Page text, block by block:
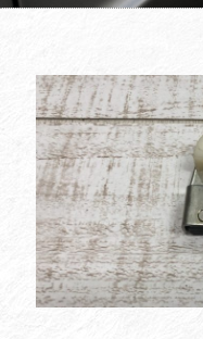
ブログ
会社概要
採用情報